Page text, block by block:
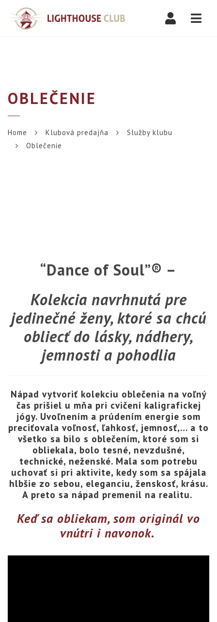
OBLEČENIE
Home Klubová predajňa
Služby klubu
Oblečenie
“Dance of Soul”® –
Kolekcia navrhnutá pre
jedinečné ženy, ktoré sa chcú
obliecť do lásky, nádhery,
jemnosti a pohodlia
Nápad vytvoriť kolekciu oblečenia na voľný
čas prišiel u mňa pri cvičení kaligrafickej
jógy. Uvoľnením a prúdením energie som
preciťovala voľnosť, ľahkosť, jemnosť,… a to
všetko sa bilo s oblečením, ktoré som si
obliekala, bolo tesné, nevzdušné,
technické, neženské. Mala som potrebu
uchovať si pri aktivite, kedy som sa spájala
hlbšie zo sebou, eleganciu, ženskosť, krásu.
A preto sa nápad premenil na realitu.
Keď sa obliekam, som originál vo
vnútri i navonok.